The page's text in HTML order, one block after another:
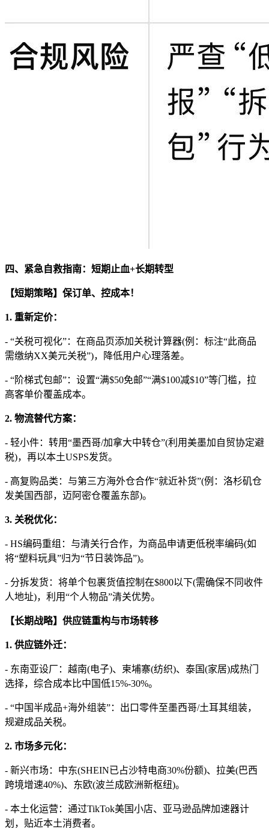
四、紧急自救指南：短期止血+长期转型
【短期策略】保订单、控成本！
1. 重新定价：
- “关税可视化”：在商品页添加关税计算器(例：标注“此商品
需缴纳XX美元关税”)，降低用户心理落差。
- “阶梯式包邮”：设置“满$50免邮”“满$100减$10”等门槛，拉
高客单价覆盖成本。
2. 物流替代方案：
- 轻小件：转用“墨西哥/加拿大中转仓”(利用美墨加自贸协定避
税)，再以本土USPS发货。
- 高复购品类：与第三方海外仓合作“就近补货”(例：洛杉矶仓
发美国西部，迈阿密仓覆盖东部)。
3. 关税优化：
- HS编码重组：与清关行合作，为商品申请更低税率编码(如
将“塑料玩具”归为“节日装饰品”)。
- 分拆发货：将单个包裹货值控制在$800以下(需确保不同收件
人地址)，利用“个人物品”清关优势。
【长期战略】供应链重构与市场转移
1. 供应链外迁：
- 东南亚设厂：越南(电子)、柬埔寨(纺织)、泰国(家居)成热门
选择，综合成本比中国低15%-30%。
- “中国半成品+海外组装”：出口零件至墨西哥/土耳其组装，
规避成品关税。
2. 市场多元化：
- 新兴市场：中东(SHEIN已占沙特电商30%份额)、拉美(巴西
跨境增速40%)、东欧(波兰成欧洲新枢纽)。
- 本土化运营：通过TikTok美国小店、亚马逊品牌加速器计
划，贴近本土消费者。